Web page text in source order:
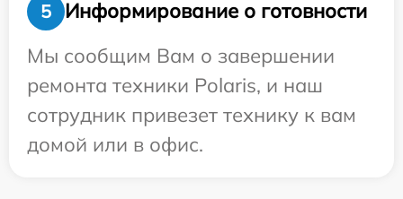
5
Информирование о готовности
Мы сообщим Вам о завершении
ремонта техники Polaris, и наш
сотрудник привезет технику к вам
домой или в офис.